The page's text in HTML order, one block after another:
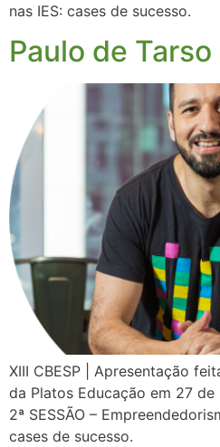
nas IES: cases de sucesso.
Paulo de Tarso
XIII CBESP | Apresentação
da Platos Educação em 27
2ª SESSÃO –
cases de sucesso.